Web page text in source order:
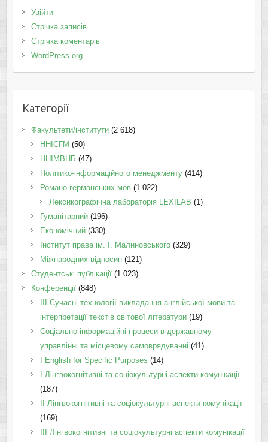
Увійти
Стрічка записів
Стрічка коментарів
WordPress.org
Категорії
Факультети/інститути(2 618)
ННІСГМ (50)
ННІМВНБ (47)
Політико-інформаційного менеджменту(414)
Романо-германських мов(1 022)
Лексикографічна лабораторія LEXILAB (1)
Гуманітарний(196)
Економічний(330)
Інститут права ім. І. Малиновського(329)
Міжнародних відносин(121)
Студентські публікації(1 023)
Конференції(848)
III Сучасні технології викладання англійської мови та
інтерпретації текстів світової літератури(19)
Соціально-інформаційні процеси в державному
управлінні та місцевому самоврядуванні (41)
І English for Specific Purposes (14)
I Лінгвокогнітивні та соціокультурні аспекти комунікації
(187)
IІ Лінгвокогнітивні та соціокультурні аспекти комунікації
(169)
IІI Лінгвокогнітивні та соціокультурні аспекти комунікації